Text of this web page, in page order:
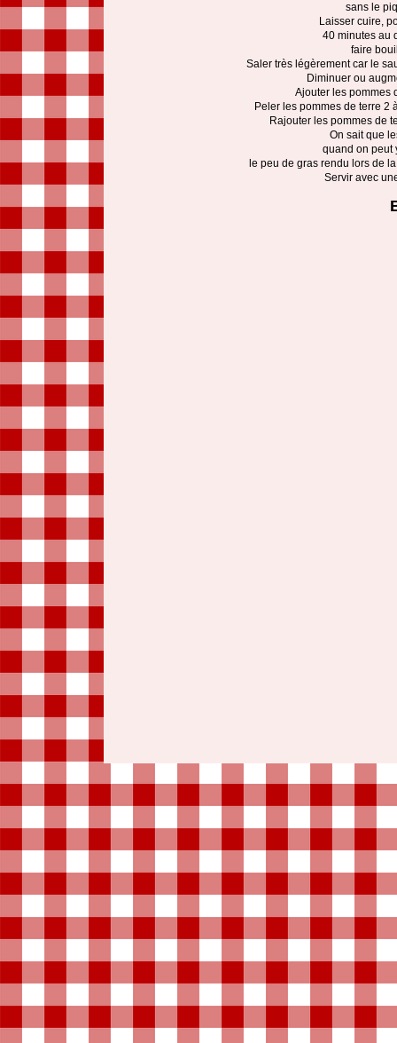
sans le
Laisser cuire,
40 minutes au
faire
Saler très légèrement car le
Diminuer ou
Ajouter les pommes
Peler les pommes de terre 2
Rajouter les pommes de
On sait que
quand on peut
le peu de gras rendu lors de
Servir avec